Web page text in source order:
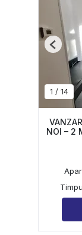
1 / 14
Previous
NOI – 2